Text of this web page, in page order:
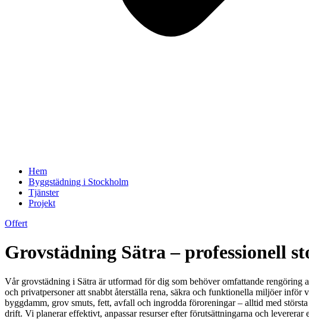
Hem
Byggstädning i Stockholm
Tjänster
Projekt
Offert
Grovstädning Sätra – professionell
Vår grovstädning i Sätra är utformad för dig som behöver omfattande rengöring
och privatpersoner att snabbt återställa rena, säkra och funktionella miljöer
byggdamm, grov smuts, fett, avfall och ingrodda föroreningar – alltid med
drift. Vi planerar effektivt, anpassar resurser efter förutsättningarna och